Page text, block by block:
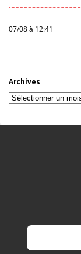
07/08 à 12:41
Archives
Archives